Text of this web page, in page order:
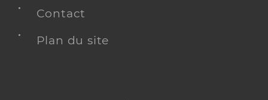
Contact
Plan du site